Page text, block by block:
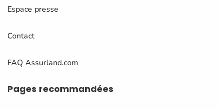
Espace presse
Contact
FAQ Assurland.com
Pages recommandées